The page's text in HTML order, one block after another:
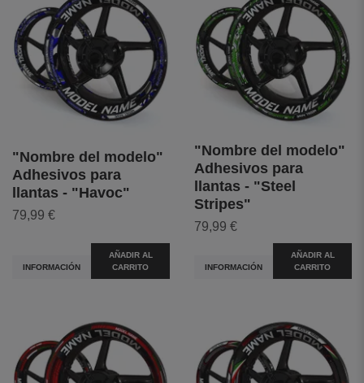
"Nombre del modelo"
Adhesivos para
llantas - "Havoc"
79,99 €
INFORMACIÓN
AÑADIR AL
CARRITO
"Nombre del modelo"
Adhesivos para
llantas - "Steel
Stripes"
79,99 €
INFORMACIÓN
AÑADIR AL
CARRITO